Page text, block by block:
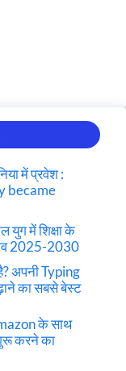
में प्रवेश :
became
में शिक्षा के
2025-2030
अपनी Typing
का सबसे बेस्ट
के साथ
करने का